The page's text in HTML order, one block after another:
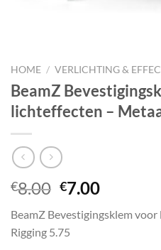
HOME / VERLICHTING &
BeamZ
lichteffecten –
€8.00
was:
€8.00.
€7.00Huidige
is:
BeamZ Bevestigingsklem
Rigging 5.75